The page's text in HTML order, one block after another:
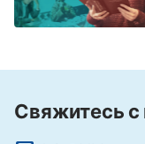
Свяжитесь с